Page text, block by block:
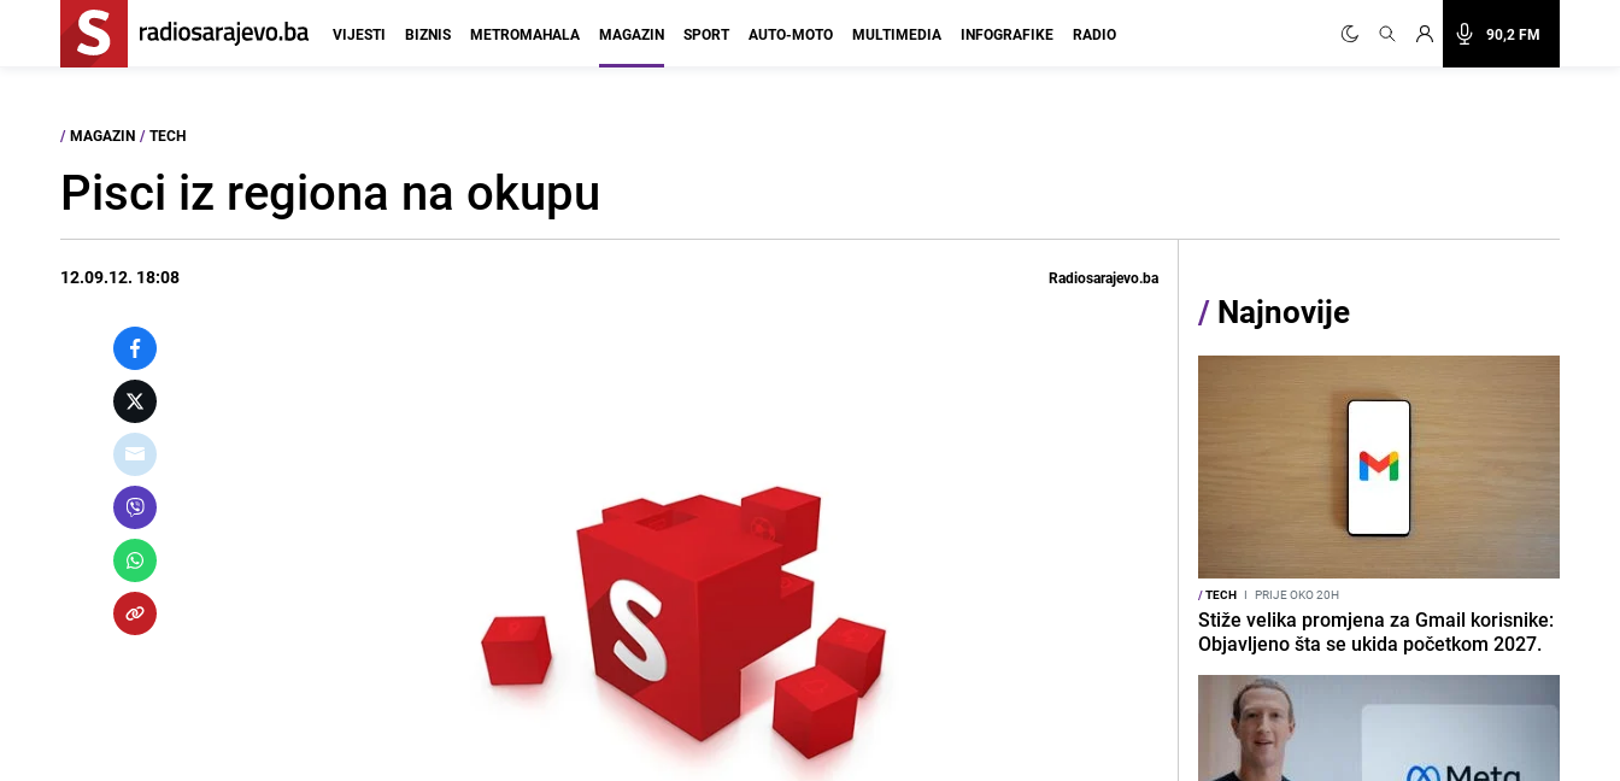
90,2 FM
VIJESTI BIZNIS METROMAHALA MAGAZIN SPORT AUTO-MOTO MULTIMEDIA INFOGRAFIKE RADIO
/ MAGAZIN / TECH
Pisci iz regiona na okupu
12.09.12. 18:08 Radiosarajevo.ba
/ Najnovije
/TECH I PRIJE OKO 20H
Stiže velika promjena za Gmail korisnike:
Objavljeno šta se ukida početkom 2027.